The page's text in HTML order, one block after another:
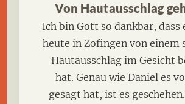
Von Hautausschlag
Ich bin Gott so dankbar, dass
heute in Zofingen von einem
Hautausschlag im Gesicht
hat. Genau wie Daniel es
gesagt hat, ist es